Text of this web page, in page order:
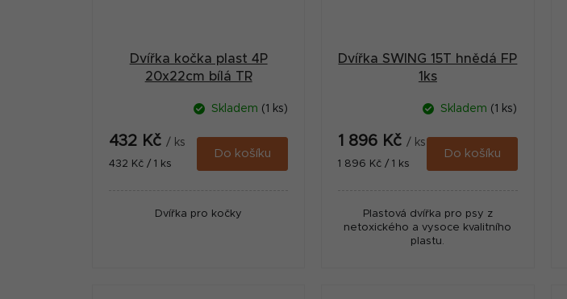
Dvířka kočka plast 4P
20x22cm bílá TR
Skladem (1 ks)
432 Kč / ks
Měrná
432 Kč / 1 ks
Do košíku
Dvířka pro kočky
Dvířka SWING 15T hnědá FP
1ks
Skladem (1 ks)
1 896 Kč / ks
Měrná
1 896 Kč / 1 ks
Do košíku
Plastová dvířka pro psy z
netoxického a vysoce kvalitního
plastu.